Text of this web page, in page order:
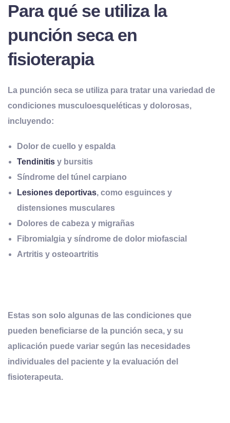
Para qué se utiliza la
punción seca en
fisioterapia
La punción seca se utiliza para tratar una variedad de
condiciones musculoesqueléticas y dolorosas,
incluyendo:
Dolor de cuello y espalda
Tendinitis y bursitis
Síndrome del túnel carpiano
Lesiones deportivas, como esguinces y
distensiones musculares
Dolores de cabeza y migrañas
Fibromialgia y síndrome de dolor miofascial
Artritis y osteoartritis
Estas son solo algunas de las condiciones que
pueden beneficiarse de la punción seca, y su
aplicación puede variar según las necesidades
individuales del paciente y la evaluación del
fisioterapeuta.